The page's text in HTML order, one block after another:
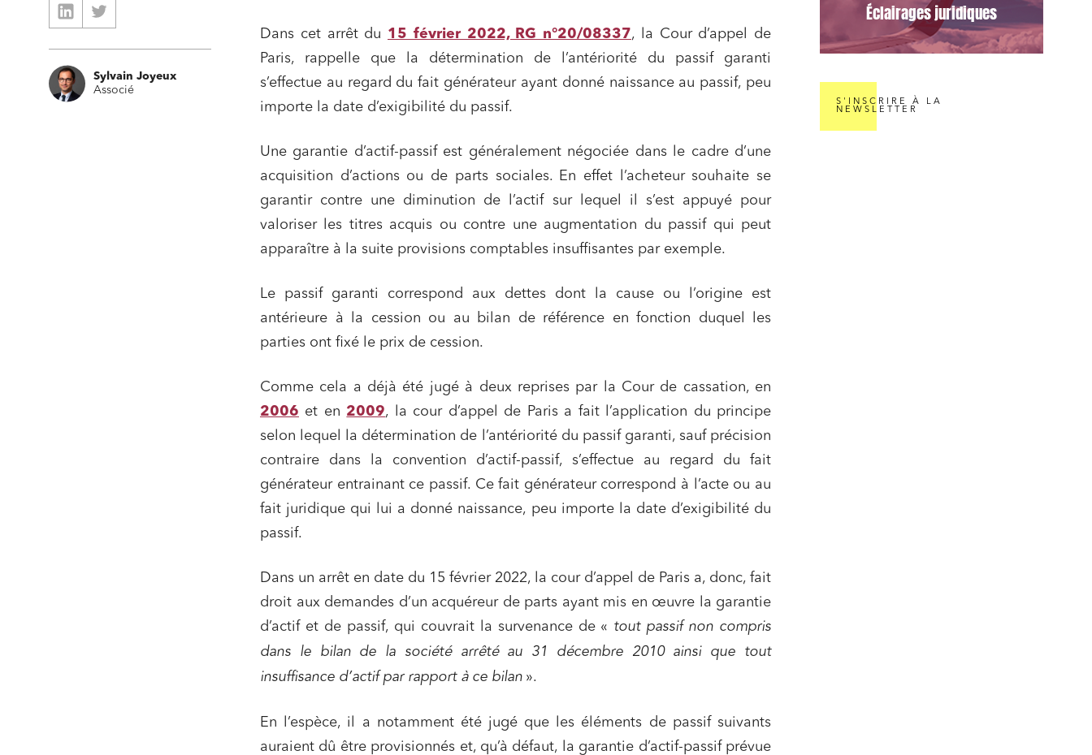
Dans cet arrêt du 15 février 2022, RG n°20/08337, la Cour d’appel de
Paris, rappelle que la détermination de l’antériorité du passif garanti
s’effectue au regard du fait générateur ayant donné naissance au passif, peu
importe la date d’exigibilité du passif.
Une garantie d’actif-passif est généralement négociée dans le cadre d’une
acquisition d’actions ou de parts sociales. En effet l’acheteur souhaite se
garantir contre une diminution de l’actif sur lequel il s’est appuyé pour
valoriser les titres acquis ou contre une augmentation du passif qui peut
apparaître à la suite provisions comptables insuffisantes par exemple.
Le passif garanti correspond aux dettes dont la cause ou l’origine est
antérieure à la cession ou au bilan de référence en fonction duquel les
parties ont fixé le prix de cession.
Comme cela a déjà été jugé à deux reprises par la Cour de cassation, en
2006 et en 2009, la cour d’appel de Paris a fait l’application du principe
selon lequel la détermination de l’antériorité du passif garanti, sauf précision
contraire dans la convention d’actif-passif, s’effectue au regard du fait
générateur entrainant ce passif. Ce fait générateur correspond à l’acte ou au
fait juridique qui lui a donné naissance, peu importe la date d’exigibilité du
passif.
Dans un arrêt en date du 15 février 2022, la cour d’appel de Paris a, donc, fait
droit aux demandes d’un acquéreur de parts ayant mis en œuvre la garantie
d’actif et de passif, qui couvrait la survenance de « tout passif non compris
dans le bilan de la société arrêté au 31 décembre 2010 ainsi que tout
insuffisance d’actif par rapport à ce bilan ».
En l’espèce, il a notamment été jugé que les éléments de passif suivants
auraient dû être provisionnés et, qu’à défaut, la garantie d’actif-passif prévue
Sylvain Joyeux
Associé
Éclairages juridiques
S'INSCRIRE À LA
NEWSLETTER